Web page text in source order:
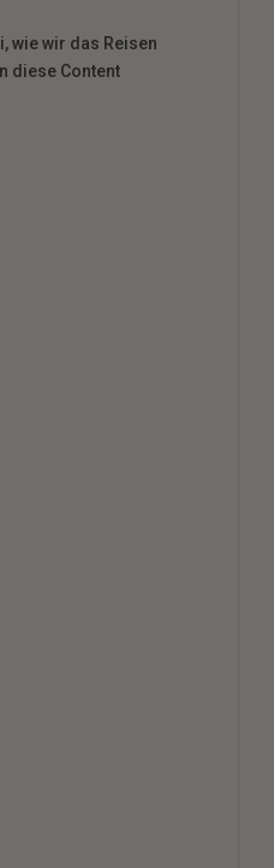
wie wir das Reisen
diese Content